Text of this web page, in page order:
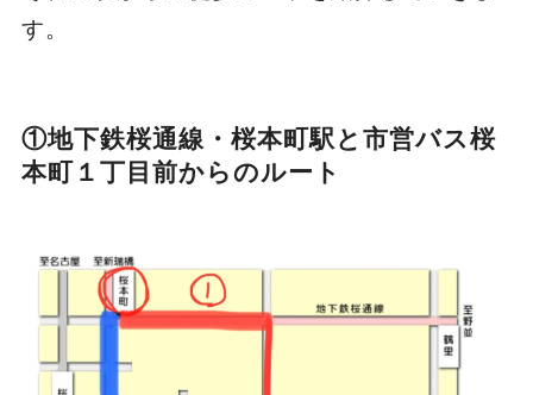
す。
①地下鉄桜通線・桜本町駅と市営バス桜
本町１丁目前からのルート